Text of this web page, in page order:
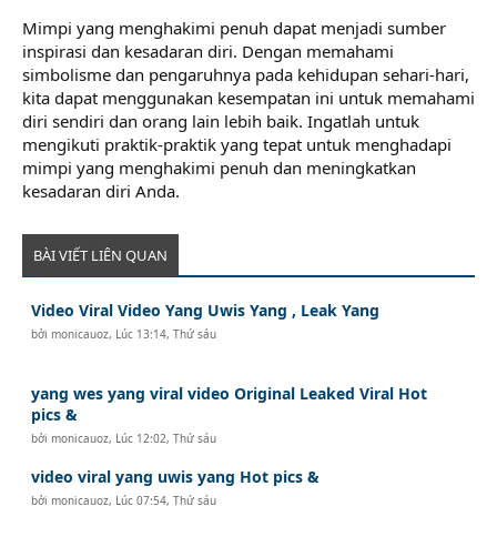
Mimpi yang menghakimi penuh dapat menjadi sumber
inspirasi dan kesadaran diri. Dengan memahami
simbolisme dan pengaruhnya pada kehidupan sehari-hari,
kita dapat menggunakan kesempatan ini untuk memahami
diri sendiri dan orang lain lebih baik. Ingatlah untuk
mengikuti praktik-praktik yang tepat untuk menghadapi
mimpi yang menghakimi penuh dan meningkatkan
kesadaran diri Anda.
BÀI VIẾT LIÊN QUAN
Video Viral Video Yang Uwis Yang , Leak Yang
bởimonicauoz, Lúc 13:14, Thứ sáu
yang wes yang viral video Original Leaked Viral Hot
pics &
bởimonicauoz, Lúc 12:02, Thứ sáu
video viral yang uwis yang Hot pics &
bởimonicauoz, Lúc 07:54, Thứ sáu